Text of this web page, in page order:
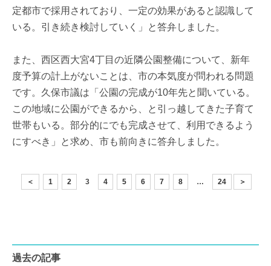
定都市で採用されており、一定の効果があると認識して
いる。引き続き検討していく」と答弁しました。
また、西区西大宮4丁目の近隣公園整備について、新年
度予算の計上がないことは、市の本気度が問われる問題
です。久保市議は「公園の完成が10年先と聞いている。
この地域に公園ができるから、と引っ越してきた子育て
世帯もいる。部分的にでも完成させて、利用できるよう
にすべき」と求め、市も前向きに答弁しました。
＜ 1 2 3 4 5 6 7 8 … 24 ＞
過去の記事